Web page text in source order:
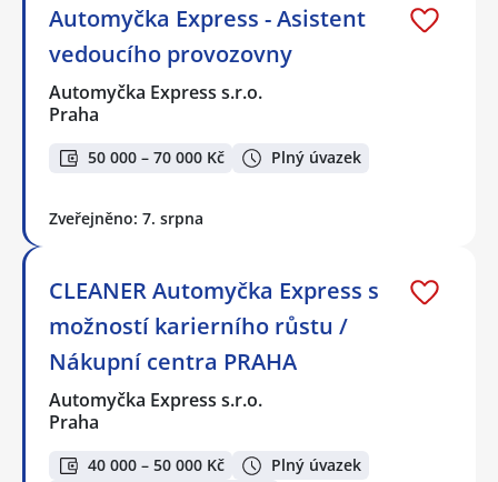
Automyčka Express - Asistent
vedoucího provozovny
Automyčka Express s.r.o.
Praha
50 000 – 70 000 Kč Plný úvazek
Zveřejněno: 7. srpna
CLEANER Automyčka Express s
možností karierního růstu /
Nákupní centra PRAHA
Automyčka Express s.r.o.
Praha
40 000 – 50 000 Kč
Plný úvazek